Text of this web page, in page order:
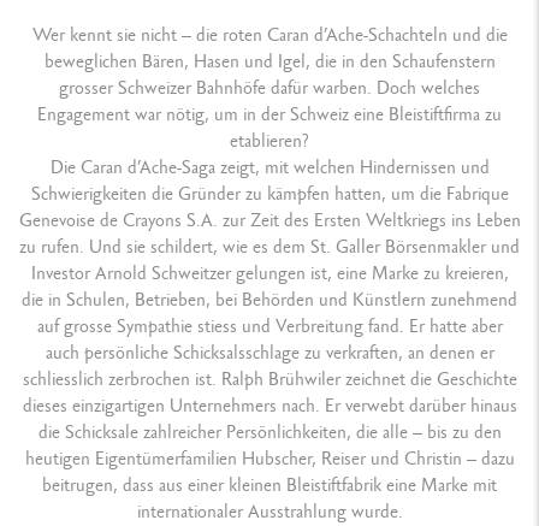
Wer kennt sie nicht – die roten Caran d’Ache-Schachteln und die
beweglichen Bären, Hasen und Igel, die in den Schaufenstern
grosser Schweizer Bahnhöfe dafür warben. Doch welches
Engagement war nötig, um in der Schweiz eine Bleistiftfirma zu
etablieren?
Die Caran d’Ache-Saga zeigt, mit welchen Hindernissen und
Schwierigkeiten die Gründer zu kämpfen hatten, um die Fabrique
Genevoise de Crayons S.A. zur Zeit des Ersten Weltkriegs ins Leben
zu rufen. Und sie schildert, wie es dem St. Galler Börsenmakler und
Investor Arnold Schweitzer gelungen ist, eine Marke zu kreieren,
die in Schulen, Betrieben, bei Behörden und Künstlern zunehmend
auf grosse Sympathie stiess und Verbreitung fand. Er hatte aber
auch persönliche Schicksalsschlage zu verkraften, an denen er
schliesslich zerbrochen ist. Ralph Brühwiler zeichnet die Geschichte
dieses einzigartigen Unternehmers nach. Er verwebt darüber hinaus
die Schicksale zahlreicher Persönlichkeiten, die alle – bis zu den
heutigen Eigentümerfamilien Hubscher, Reiser und Christin – dazu
beitrugen, dass aus einer kleinen Bleistiftfabrik eine Marke mit
internationaler Ausstrahlung wurde.